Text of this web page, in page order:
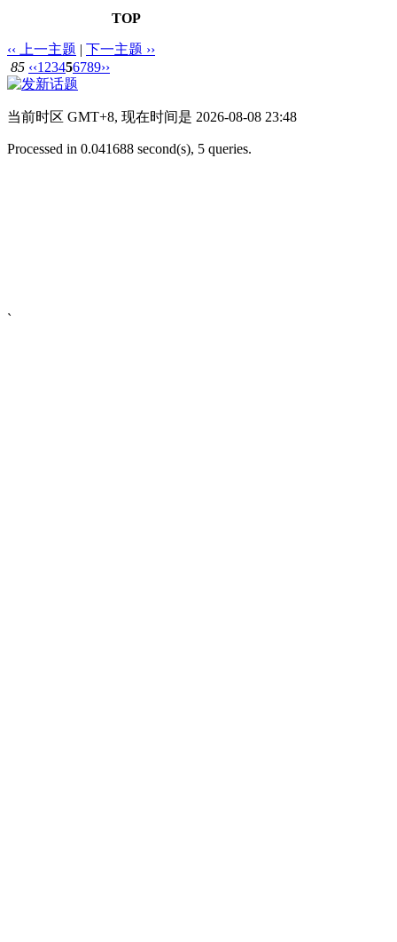
TOP
‹‹ 上一主题 | 下一主题 ››
85 ‹‹1 23456789››
当前时区 GMT+8, 现在时间是 2026-08-08 23:48
Processed in 0.041688 second(s), 5 queries.
`